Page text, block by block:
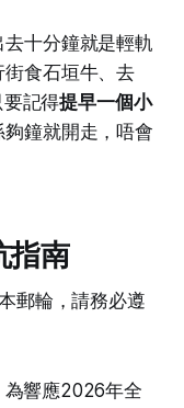
去十分鐘就是輕軌
食石垣牛、去
記得提早一個小
鐘就開走，唔會
指南
郵輪，請務必遵
為響應2026年全